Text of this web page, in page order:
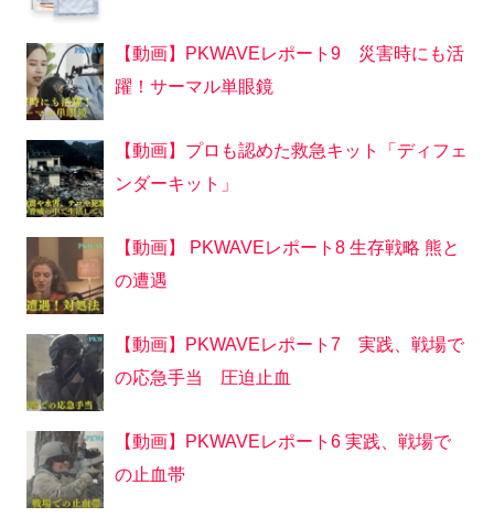
【動画】PKWAVEレポート9 災害時にも活
躍！サーマル単眼鏡
【動画】プロも認めた救急キット「ディフェ
ンダーキット」
【動画】 PKWAVEレポート8 生存戦略 熊と
の遭遇
【動画】PKWAVEレポート7 実践、戦場で
の応急手当 圧迫止血
【動画】PKWAVEレポート6 実践、戦場で
の止血帯